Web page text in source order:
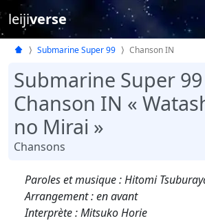
leijiverse
Submarine Super 99 Chanson IN
Submarine Super 99
Chanson IN «
no Mirai »
Chansons
Paroles et musique : Hitomi
Arrangement : en avant
Interprète : Mitsuko Horie